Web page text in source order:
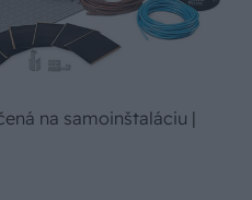
na samoinštaláciu |